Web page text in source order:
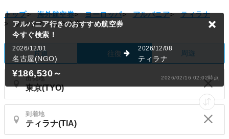
トップ> 海外航空券> ヨーロッパ> アルバニア>
ティラナ
>
ティラナ・リナ空港
片道 往復 周遊
出発地
到着地
アルバニア行きのおすすめ航空券
今すぐ検索！
2026/12/01
名古屋(NGO)
2026/12/08
ティラナ
¥186,530～ 2026/02/16 02:02時点